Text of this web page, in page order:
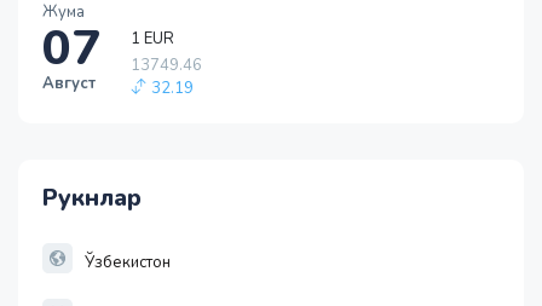
Жума
07
Август
13749.46
32.19
1 RUB
11915.64
13749.46
Рукнлар
Ўзбекистон